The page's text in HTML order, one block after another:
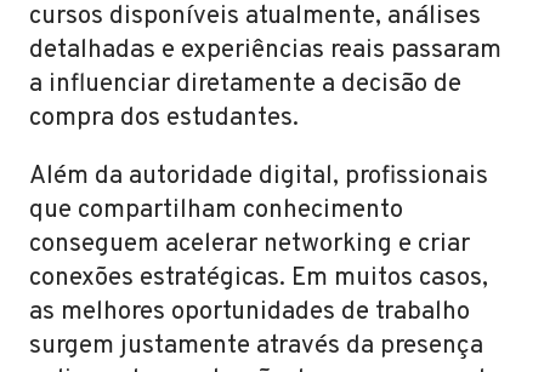
cursos disponíveis atualmente, análises
detalhadas e experiências reais passaram
a influenciar diretamente a decisão de
compra dos estudantes.
Além da autoridade digital, profissionais
que compartilham conhecimento
conseguem acelerar networking e criar
conexões estratégicas. Em muitos casos,
as melhores oportunidades de trabalho
surgem justamente através da presença